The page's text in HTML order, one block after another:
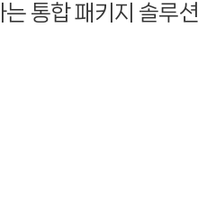
통합 패키지 솔루션